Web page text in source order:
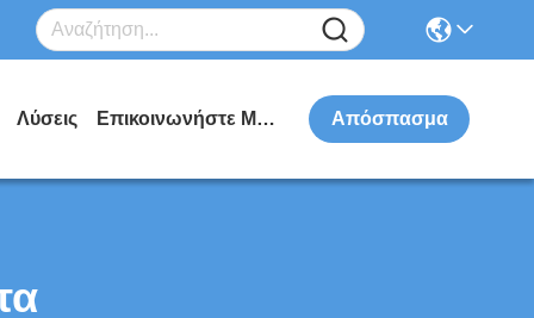
Λύσεις Επικοινωνήστε Μαζί Μας Απόσπασμα